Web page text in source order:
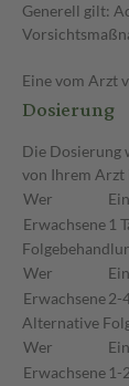
Generell gilt:
Eine vom Arzt
Dosierung
Die Dosierung
von Ihrem Arzt
Wer
Erwachsene 1
Wer
Erwachsene2-
Alternative
Wer
Erwachsene 1-